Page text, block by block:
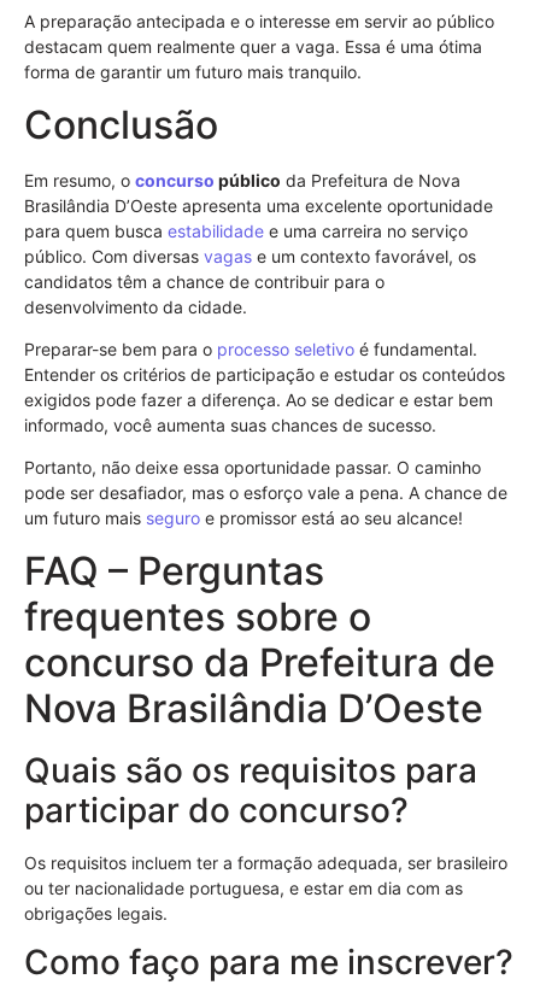
A preparação antecipada e o interesse em servir ao público
destacam quem realmente quer a vaga. Essa é uma ótima
forma de garantir um futuro mais tranquilo.
Conclusão
Em resumo, o concurso público da Prefeitura de Nova
Brasilândia D’Oeste apresenta uma excelente oportunidade
para quem busca estabilidade e uma carreira no serviço
público. Com diversas vagas e um contexto favorável, os
candidatos têm a chance de contribuir para o
desenvolvimento da cidade.
Preparar-se bem para o processo seletivo é fundamental.
Entender os critérios de participação e estudar os conteúdos
exigidos pode fazer a diferença. Ao se dedicar e estar bem
informado, você aumenta suas chances de sucesso.
Portanto, não deixe essa oportunidade passar. O caminho
pode ser desafiador, mas o esforço vale a pena. A chance de
um futuro mais seguro e promissor está ao seu alcance!
FAQ – Perguntas
frequentes sobre o
concurso da Prefeitura de
Nova Brasilândia D’Oeste
Quais são os requisitos para
participar do concurso?
Os requisitos incluem ter a formação adequada, ser brasileiro
ou ter nacionalidade portuguesa, e estar em dia com as
obrigações legais.
Como faço para me inscrever?